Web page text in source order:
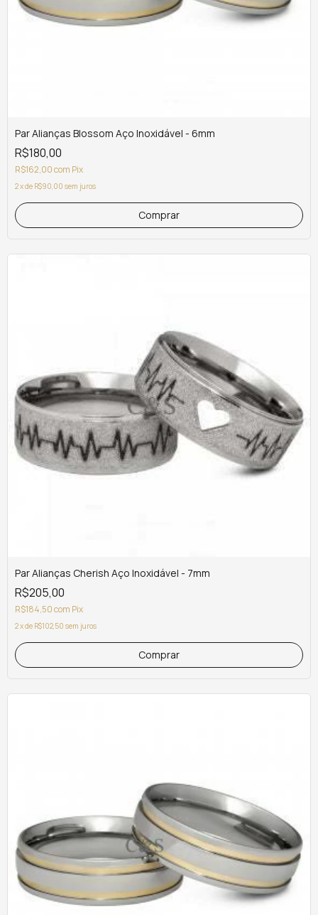
Par Alianças Blossom Aço Inoxidável - 6mm
R$180,00
R$162,00com Pix
2xde R$90,00 sem juros
Par Alianças Cherish Aço Inoxidável - 7mm
R$205,00
R$184,50com Pix
2xde R$102,50 sem juros